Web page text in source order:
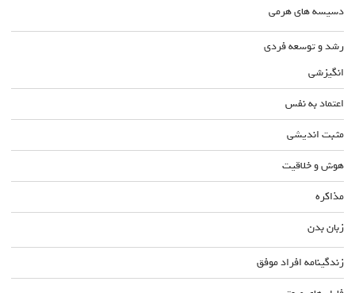
دسیسه های هرمی
رشد و توسعه فردی
انگیزشی
اعتماد به نفس
مثبت اندیشی
هوش و خلاقیت
مذاکره
زبان بدن
زندگینامه افراد موفق